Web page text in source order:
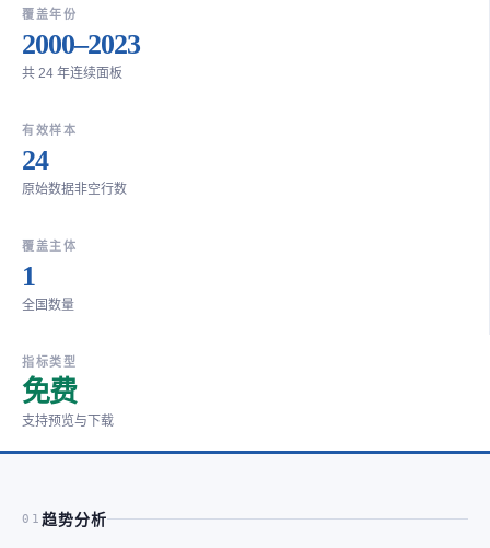
覆盖年份
2000–2023
共 24 年连续面板
有效样本
24
原始数据非空行数
覆盖主体
1
全国数量
指标类型
免费
支持预览与下载
01 趋势分析